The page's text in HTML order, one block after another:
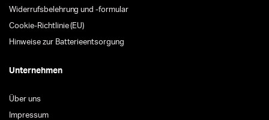
Widerrufsbelehrung und -formular
Cookie-Richtlinie (EU)
Hinweise zur Batterieentsorgung
Unternehmen
Über uns
Impressum